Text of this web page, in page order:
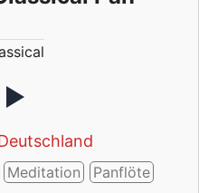
Meditation Panflöte